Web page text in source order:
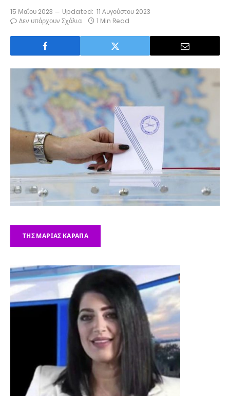
15 Μαΐου 2023 Updated: 11 Αυγούστου 2023
Δεν υπάρχουν Σχόλια
1 Min Read
ΤΗΣ ΜΑΡΊΑΣ ΚΑΡΆΠΑ